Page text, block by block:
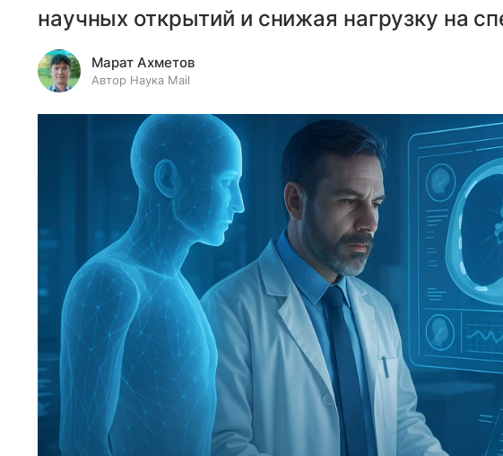
научных открытий и снижая нагрузку на
Марат Ахметов
Автор Наука Mail